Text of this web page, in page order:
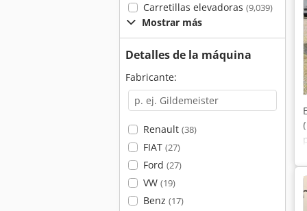
Carretillas elevadoras (9,039)
Mostrar más
Detalles de la máquina
Fabricante:
Renault (38)
FIAT (27)
Ford (27)
VW (19)
Benz (17)